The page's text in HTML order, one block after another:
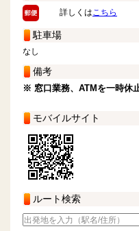
詳しくはこちら
駐車場
なし
備考
※ 窓口業務、ATMを一時休
モバイルサイト
ルート検索